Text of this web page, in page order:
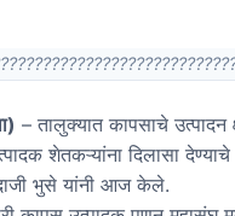
) – तालुक्यात कापसाचे उत्पादन
शेतकऱ्यांना दिलासा
भुसे यांनी आज केले.